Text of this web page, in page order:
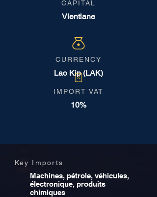
CAPITAL
Vientiane
CURRENCY
Lao Kip (LAK)
IMPORT VAT
10%
Key Imports
Machines, pétrole, véhicules,
électronique, produits
chimiques